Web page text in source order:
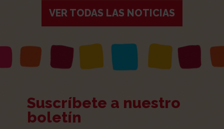
VER TODAS LAS NOTICIAS
Suscríbete a nuestro
boletín